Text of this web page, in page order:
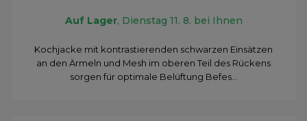
Auf Lager, Dienstag 11. 8. bei Ihnen
Kochjacke mit kontrastierenden schwarzen Einsätzen
an den Ärmeln und Mesh im oberen Teil des Rückens
sorgen für optimale Belüftung Befes...